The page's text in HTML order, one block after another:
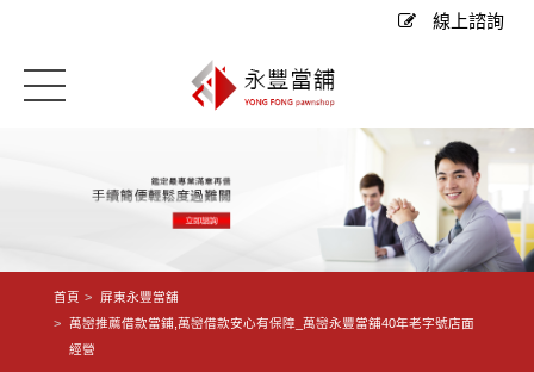
線上諮詢
首頁
屏東永豐當舖
萬巒推薦借款當鋪,萬巒借款安心有保障_萬巒永豐當舖40年老字號店面
經營